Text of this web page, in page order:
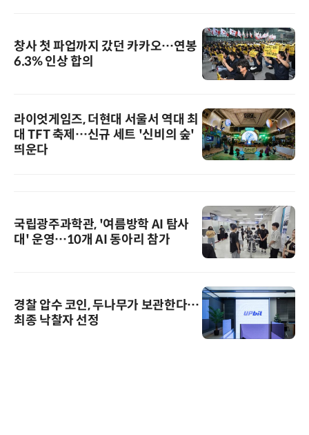
창사 첫 파업까지 갔던 카카오…연봉
6.3% 인상 합의
라이엇게임즈, 더현대 서울서 역대 최
대 TFT 축제…신규 세트 '신비의 숲'
띄운다
국립광주과학관, '여름방학 AI 탐사
대' 운영…10개 AI 동아리 참가
경찰 압수 코인, 두나무가 보관한다…
최종 낙찰자 선정